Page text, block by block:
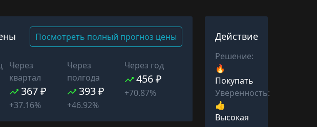
Посмотреть полный прогноз цены
Через
квартал
367 ₽
+37.16%
Через
полгода
393 ₽
+46.92%
Через год
456 ₽
+70.87%
Действие
Решение:
🔥
Покупать
Уверенность:
👍
Высокая